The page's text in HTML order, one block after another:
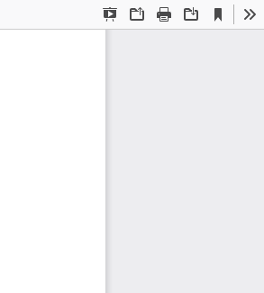
Presentation
OpenPrint Download
Current
View